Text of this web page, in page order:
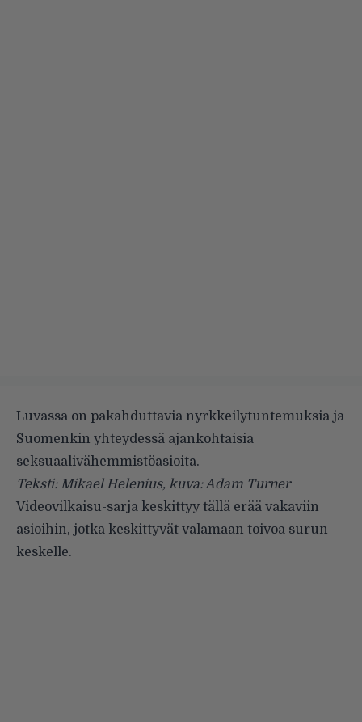
Luvassa on pakahduttavia nyrkkeilytuntemuksia ja
Suomenkin yhteydessä ajankohtaisia
seksuaalivähemmistöasioita.
Teksti: Mikael Helenius, kuva: Adam Turner
Videovilkaisu-sarja keskittyy tällä erää vakaviin
asioihin, jotka keskittyvät valamaan toivoa surun
keskelle.